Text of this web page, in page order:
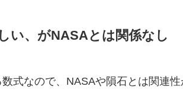
い、がNASAとは関係なし
式なので、NASAや隕石とは関連性